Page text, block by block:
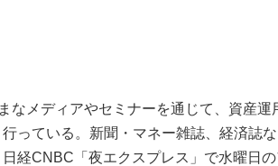
メディアやセミナーを通じて、資産運
っている。新聞・マネー雑誌、経済誌
経CNBC「夜エクスプレス」で水曜日の